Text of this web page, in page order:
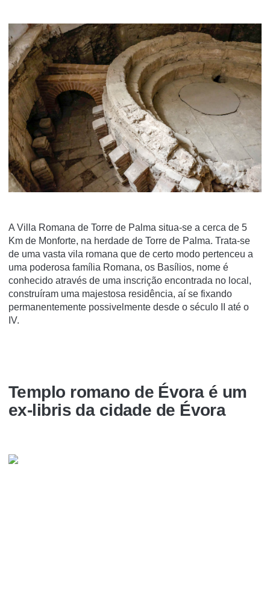
A Villa Romana de Torre de Palma situa-se a cerca de 5
Km de Monforte, na herdade de Torre de Palma. Trata-se
de uma vasta vila romana que de certo modo pertenceu a
uma poderosa famí­lia Romana, os Basí­lios, nome é
conhecido através de uma inscrição encontrada no local,
construí­ram uma majestosa residência, aí­ se fixando
permanentemente possivelmente desde o século II até o
IV.
Templo romano de Évora é um
ex-libris da cidade de Évora